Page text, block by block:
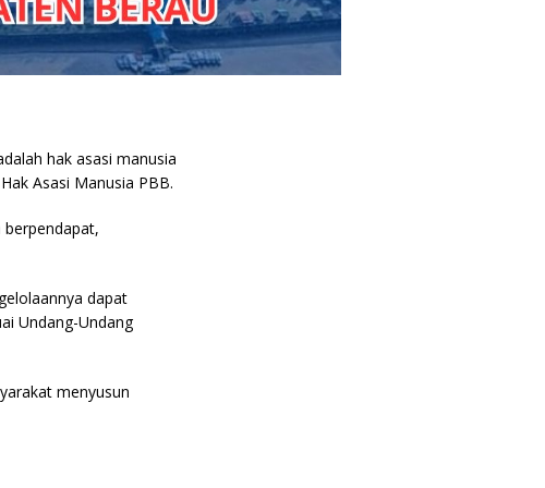
hak asasi manusia
Asasi Manusia PBB.
dapat
Undang-Undang
menyusun